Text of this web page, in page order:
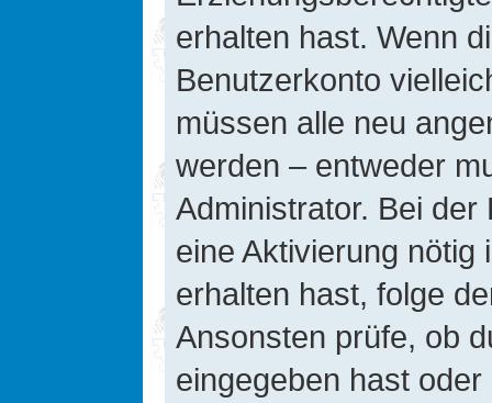
erhalten hast. Wenn
Benutzerkonto
müssen alle neu
werden – entweder
Administrator. Bei
eine Aktivierung nötig
erhalten hast, folge
Ansonsten prüfe, ob
eingegeben hast